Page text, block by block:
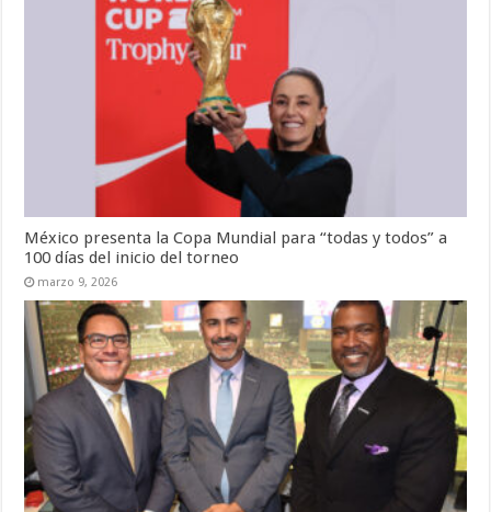
México presenta la Copa Mundial para “todas y todos” a
100 días del inicio del torneo
marzo 9, 2026